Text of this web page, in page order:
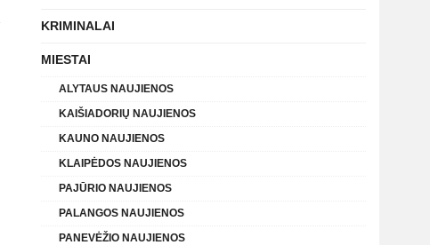
KRIMINALAI
MIESTAI
ALYTAUS NAUJIENOS
KAIŠIADORIŲ NAUJIENOS
KAUNO NAUJIENOS
KLAIPĖDOS NAUJIENOS
PAJŪRIO NAUJIENOS
PALANGOS NAUJIENOS
PANEVĖŽIO NAUJIENOS